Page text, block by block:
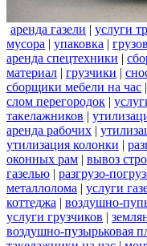
аренда газели | услуги
мусора | упаковка |
аренда спецтехники |
материал | грузчики |
сборщики мебели на час |
слом перегородок |
такелажников |
аренда рабочих |
утилизация колонки |
оконных рам | вывоз
газелью | разгрузо-
металлолома | услуги
коттеджа | воздушно-
услуги грузчиков |
воздушно-пузырьковая